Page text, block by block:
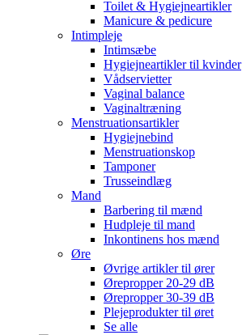
Toilet & Hygiejneartikler
Manicure & pedicure
Intimpleje
Intimsæbe
Hygiejneartikler til kvinder
Vådservietter
Vaginal balance
Vaginaltræning
Menstruationsartikler
Hygiejnebind
Menstruationskop
Tamponer
Trusseindlæg
Mand
Barbering til mænd
Hudpleje til mand
Inkontinens hos mænd
Øre
Øvrige artikler til ører
Ørepropper 20-29 dB
Ørepropper 30-39 dB
Plejeprodukter til øret
Se alle